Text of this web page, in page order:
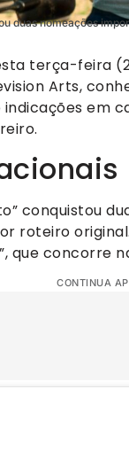
duas nomeações
terça-feira
Arts,
em
conquistou
roteiro
que concorre
CONTINUA